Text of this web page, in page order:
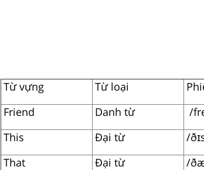
Từ vựng Từ loại
Friend
Danh từ /
This
Đại từ /
That
Đại từ /